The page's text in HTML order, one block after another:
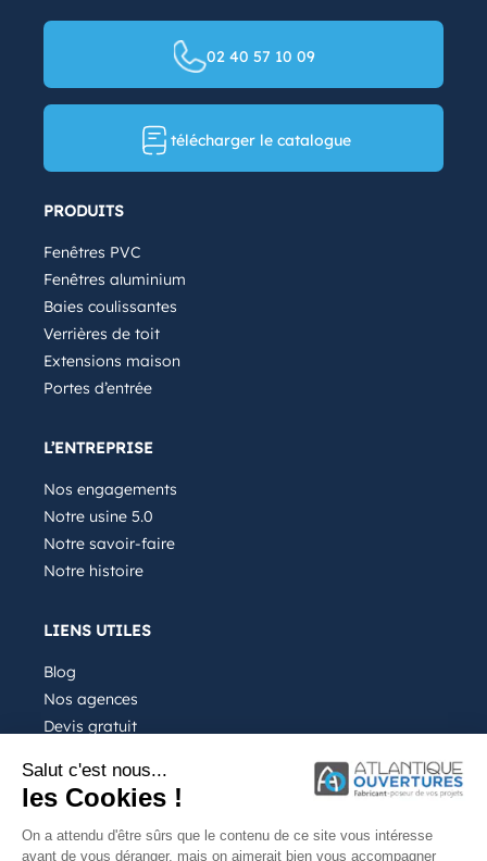
PRODUITS
Fenêtres PVC
Fenêtres aluminium
Baies coulissantes
Verrières de toit
Extensions maison
Portes d’entrée
L’ENTREPRISE
Nos engagements
Notre usine 5.0
Notre savoir-faire
Notre histoire
02 40 57 10 09
télécharger le catalogue
LIENS UTILES
Blog
Nos agences
Devis gratuit
FAQ
Salut c'est nous...
les Cookies !
On a attendu d'être sûrs que le contenu de ce site vous intéresse
avant de vous déranger, mais on aimerait bien vous accompagner